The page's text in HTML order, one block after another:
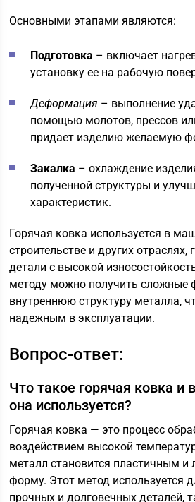
Основными этапами являются:
Подготовка – включает
установку ее на рабочую
Деформация – выполнение
помощью молотов, прессов
придает изделию желаемую
Закалка – охлаждение
полученной структуры и
характеристик.
Горячая ковка используется в
строительстве и других отраслях,
детали с высокой
методу можно получить сложные
внутреннюю структуру металла,
надежным в эксплуатации.
Вопрос-ответ:
Что такое горячая ковка и
она используется?
Горячая ковка — это процесс
воздействием высокой
металл становится пластичным и
форму. Этот метод используется
прочных и долговечных деталей,